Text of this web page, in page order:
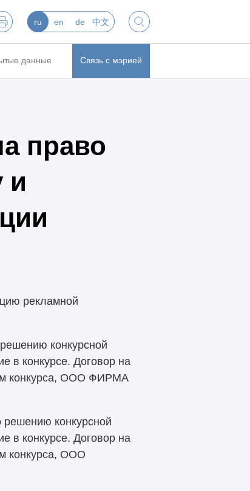
ru en de 中文
данные Связь с мэрией
право
и
рекламной
конкурсной
в конкурсе. Договор на
конкурса, ООО ФИРМА
конкурсной
в конкурсе. Договор на
конкурса, ООО